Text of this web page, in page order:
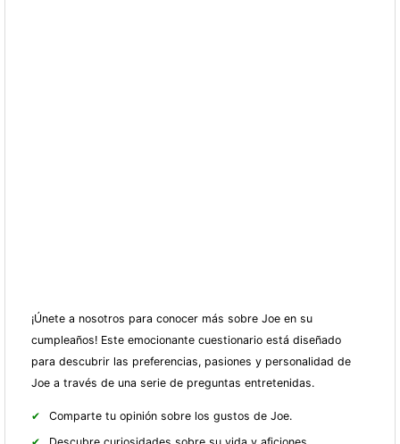
¡Únete a nosotros para conocer más sobre Joe en su
cumpleaños! Este emocionante cuestionario está diseñado
para descubrir las preferencias, pasiones y personalidad de
Joe a través de una serie de preguntas entretenidas.
Comparte tu opinión sobre los gustos de Joe.